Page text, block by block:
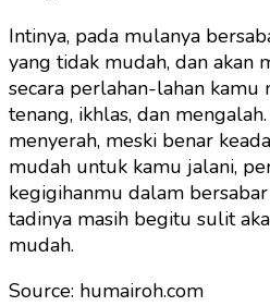
Intinya, pada mulanya
yang tidak mudah, dan akan
secara perlahan-lahan
tenang, ikhlas, dan
menyerah, meski benar
mudah untuk kamu jalani,
kegigihanmu dalam
tadinya masih begitu sulit
mudah.
Source: humairoh.com